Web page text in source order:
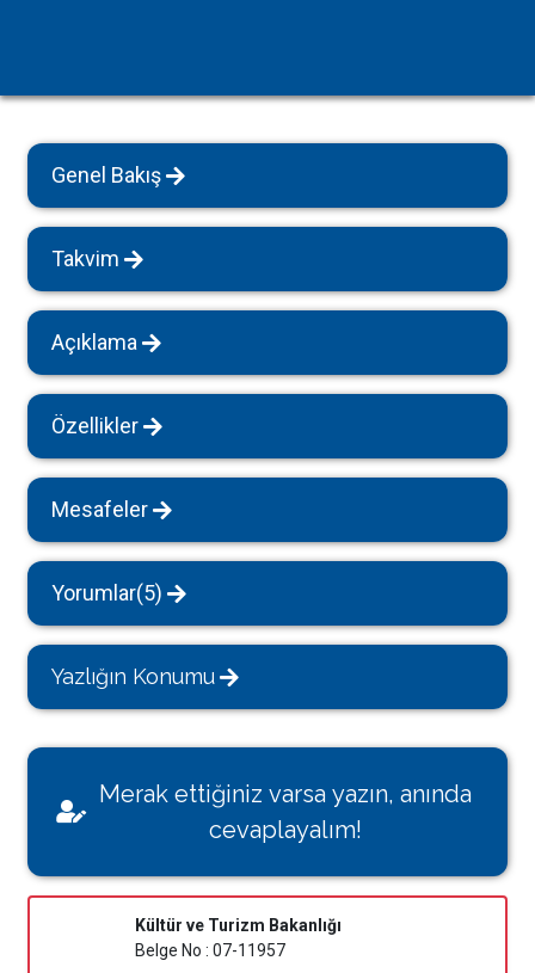
Genel Bakış
Takvim
Açıklama
Özellikler
Mesafeler
Yorumlar(5)
Yazlığın Konumu
Merak ettiğiniz varsa yazın, anında
cevaplayalım!
Kültür ve Turizm Bakanlığı
Belge No : 07-11957